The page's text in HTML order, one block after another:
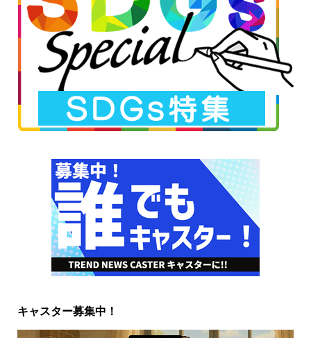
キャスター募集中！